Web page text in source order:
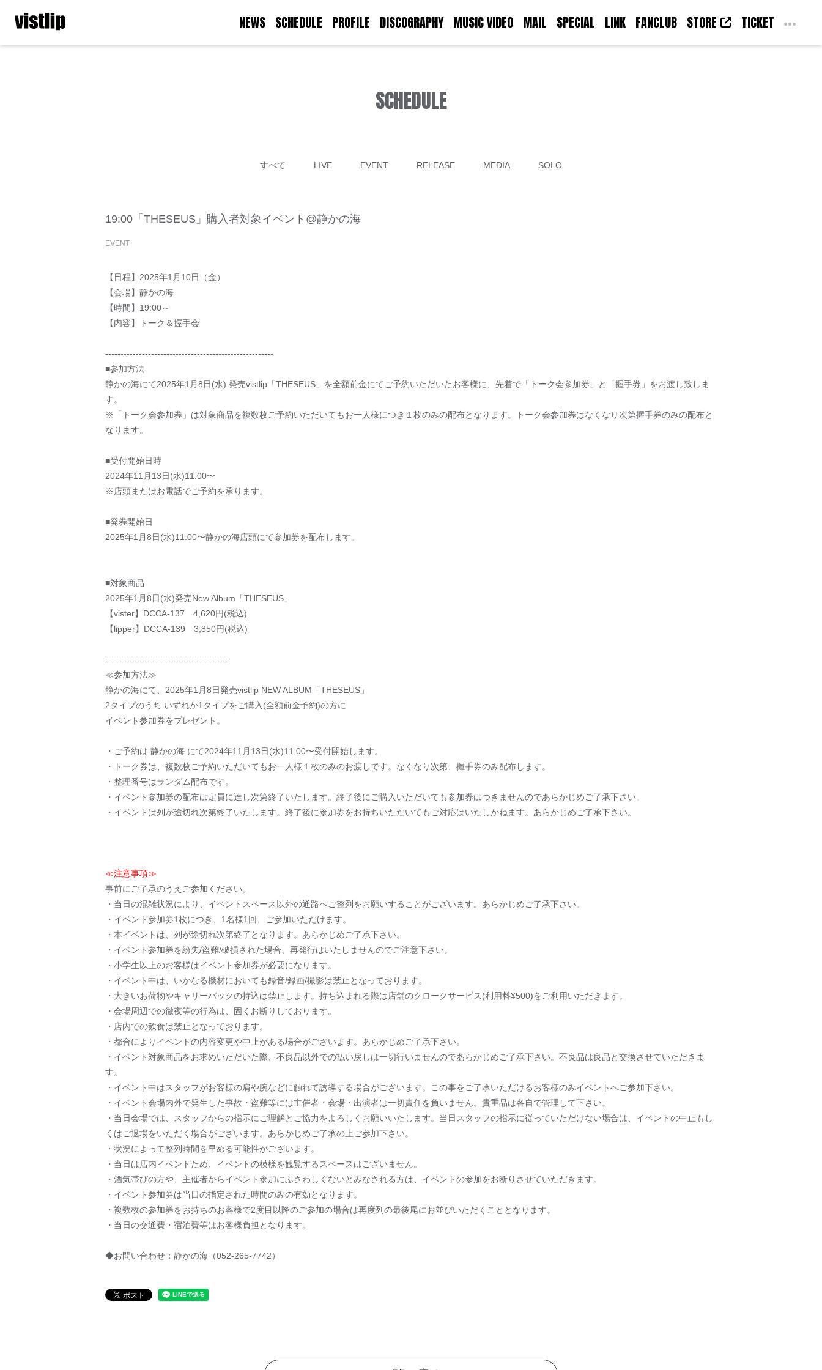
NEWS SCHEDULE PROFILE DISCOGRAPHY MUSIC VIDEO MAIL SPECIAL LINK FANCLUB STORE TICKET
SCHEDULE
すべて LIVE EVENT RELEASE MEDIA SOLO
19:00「THESEUS」購入者対象イベント@静かの海
EVENT
【日程】2025年1月10日（金）
【会場】静かの海
【時間】19:00～
【内容】トーク＆握手会
-------------------------------------------------------
■参加方法
静かの海にて2025年1月8日(水) 発売vistlip「THESEUS」を全額前金にてご予約いただいたお客様に、先着で「トーク会参加券」と「握手券」をお渡し致しま
す。
※「トーク会参加券」は対象商品を複数枚ご予約いただいてもお一人様につき１枚のみの配布となります。トーク会参加券はなくなり次第握手券のみの配布と
なります。
■受付開始日時
2024年11月13日(水)11:00〜
※店頭またはお電話でご予約を承ります。
■発券開始日
2025年1月8日(水)11:00〜静かの海店頭にて参加券を配布します。
■対象商品
2025年1月8日(水)発売New Album「THESEUS」
【vister】DCCA-137 4,620円(税込)
【lipper】DCCA-139 3,850円(税込)
=========================
≪参加方法≫
静かの海にて、2025年1月8日発売vistlip NEW ALBUM「THESEUS」
2タイプのうち いずれか1タイプをご購入(全額前金予約)の方に
イベント参加券をプレゼント。
・ご予約は 静かの海 にて2024年11月13日(水)11:00〜受付開始します。
・トーク券は、複数枚ご予約いただいてもお一人様１枚のみのお渡しです。なくなり次第、握手券のみ配布します。
・整理番号はランダム配布です。
・イベント参加券の配布は定員に達し次第終了いたします。終了後にご購入いただいても参加券はつきませんのであらかじめご了承下さい。
・イベントは列が途切れ次第終了いたします。終了後に参加券をお持ちいただいてもご対応はいたしかねます。あらかじめご了承下さい。
≪注意事項≫
事前にご了承のうえご参加ください。
・当日の混雑状況により、イベントスペース以外の通路へご整列をお願いすることがございます。あらかじめご了承下さい。
・イベント参加券1枚につき、1名様1回、ご参加いただけます。
・本イベントは、列が途切れ次第終了となります。あらかじめご了承下さい。
・イベント参加券を紛失/盗難/破損された場合、再発行はいたしませんのでご注意下さい。
・小学生以上のお客様はイベント参加券が必要になります。
・イベント中は、いかなる機材においても録音/録画/撮影は禁止となっております。
・大きいお荷物やキャリーバックの持込は禁止します。持ち込まれる際は店舗のクロークサービス(利用料¥500)をご利用いただきます。
・会場周辺での徹夜等の行為は、固くお断りしております。
・店内での飲食は禁止となっております。
・都合によりイベントの内容変更や中止がある場合がございます。あらかじめご了承下さい。
・イベント対象商品をお求めいただいた際、不良品以外での払い戻しは一切行いませんのであらかじめご了承下さい。不良品は良品と交換させていただきま
す。
・イベント中はスタッフがお客様の肩や腕などに触れて誘導する場合がございます。この事をご了承いただけるお客様のみイベントへご参加下さい。
・イベント会場内外で発生した事故・盗難等には主催者・会場・出演者は一切責任を負いません。貴重品は各自で管理して下さい。
・当日会場では、スタッフからの指示にご理解とご協力をよろしくお願いいたします。当日スタッフの指示に従っていただけない場合は、イベントの中止もし
くはご退場をいただく場合がございます。あらかじめご了承の上ご参加下さい。
・状況によって整列時間を早める可能性がございます。
・当日は店内イベントため、イベントの模様を観覧するスペースはございません。
・酒気帯びの方や、主催者からイベント参加にふさわしくないとみなされる方は、イベントの参加をお断りさせていただきます。
・イベント参加券は当日の指定された時間のみの有効となります。
・複数枚の参加券をお持ちのお客様で2度目以降のご参加の場合は再度列の最後尾にお並びいただくこととなります。
・当日の交通費・宿泊費等はお客様負担となります。
◆お問い合わせ：静かの海（052-265-7742）